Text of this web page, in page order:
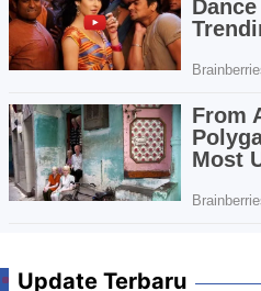
Update Terbaru